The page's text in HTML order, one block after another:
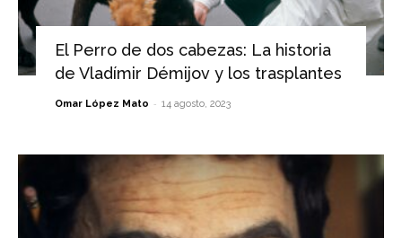
El Perro de dos cabezas: La historia
de Vladímir Démijov y los trasplantes
Omar López Mato - 14 agosto, 2023